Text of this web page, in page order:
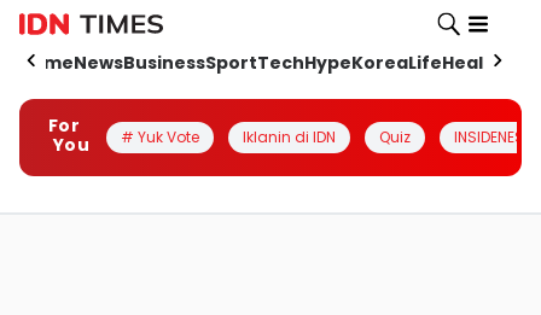
HomeNewsBusinessSportTechHypeKoreaLifeHealth
For
You
# Yuk Vote Iklanin di IDN Quiz INSIDENESIA